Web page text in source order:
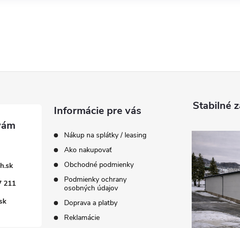
211
Informácie pre vás
Nákup na splátky / leasing
Ako nakupovať
Obchodné podmienky
Podmienky ochrany
osobných údajov
Doprava a platby
Reklamácie
Stabilné